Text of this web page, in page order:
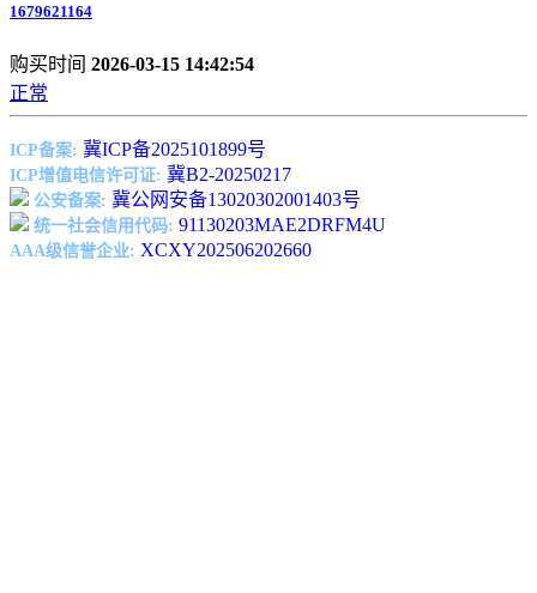
1679621164
购买时间 2026-03-15 14:42:54
正常
ICP备案: 冀ICP备2025101899号
ICP增值电信许可证: 冀B2-20250217
公安备案: 冀公网安备13020302001403号
统一社会信用代码: 91130203MAE2DRFM4U
AAA级信誉企业: XCXY202506202660